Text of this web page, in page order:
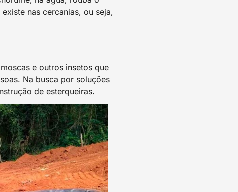
nas cercanias, ou seja,
e outros insetos que
Na busca por soluções
de esterqueiras.